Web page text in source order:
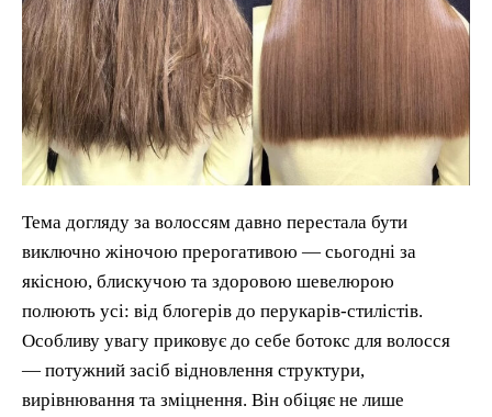
Тема догляду за волоссям давно перестала бути
виключно жіночою прерогативою — сьогодні за
якісною, блискучою та здоровою шевелюрою
полюють усі: від блогерів до перукарів-стилістів.
Особливу увагу приковує до себе ботокс для волосся
— потужний засіб відновлення структури,
вирівнювання та зміцнення. Він обіцяє не лише